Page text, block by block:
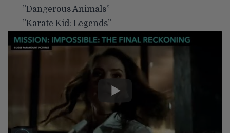
”Dangerous Animals”
”Karate Kid: Legends”